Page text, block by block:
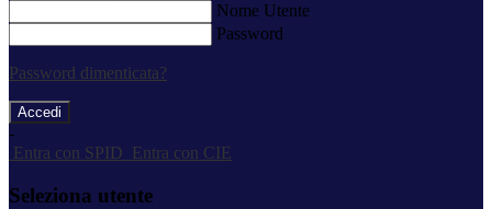
Nome Utente
Password
Password dimenticata?
-
Entra con SPID
Entra con CIE
Seleziona utente